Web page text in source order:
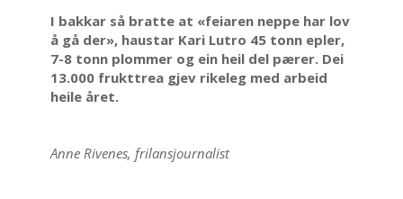
I bakkar så bratte at «feiaren neppe har lov
å gå der», haustar Kari Lutro 45 tonn epler,
7-8 tonn plommer og ein heil del pærer. Dei
13.000 frukttrea gjev rikeleg med arbeid
heile året.
Anne Rivenes, frilansjournalist